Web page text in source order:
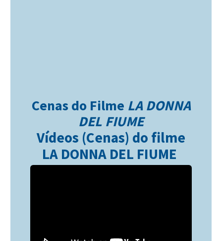
Cenas do Filme LA DONNA
DEL FIUME
Vídeos (Cenas) do filme
LA DONNA DEL FIUME